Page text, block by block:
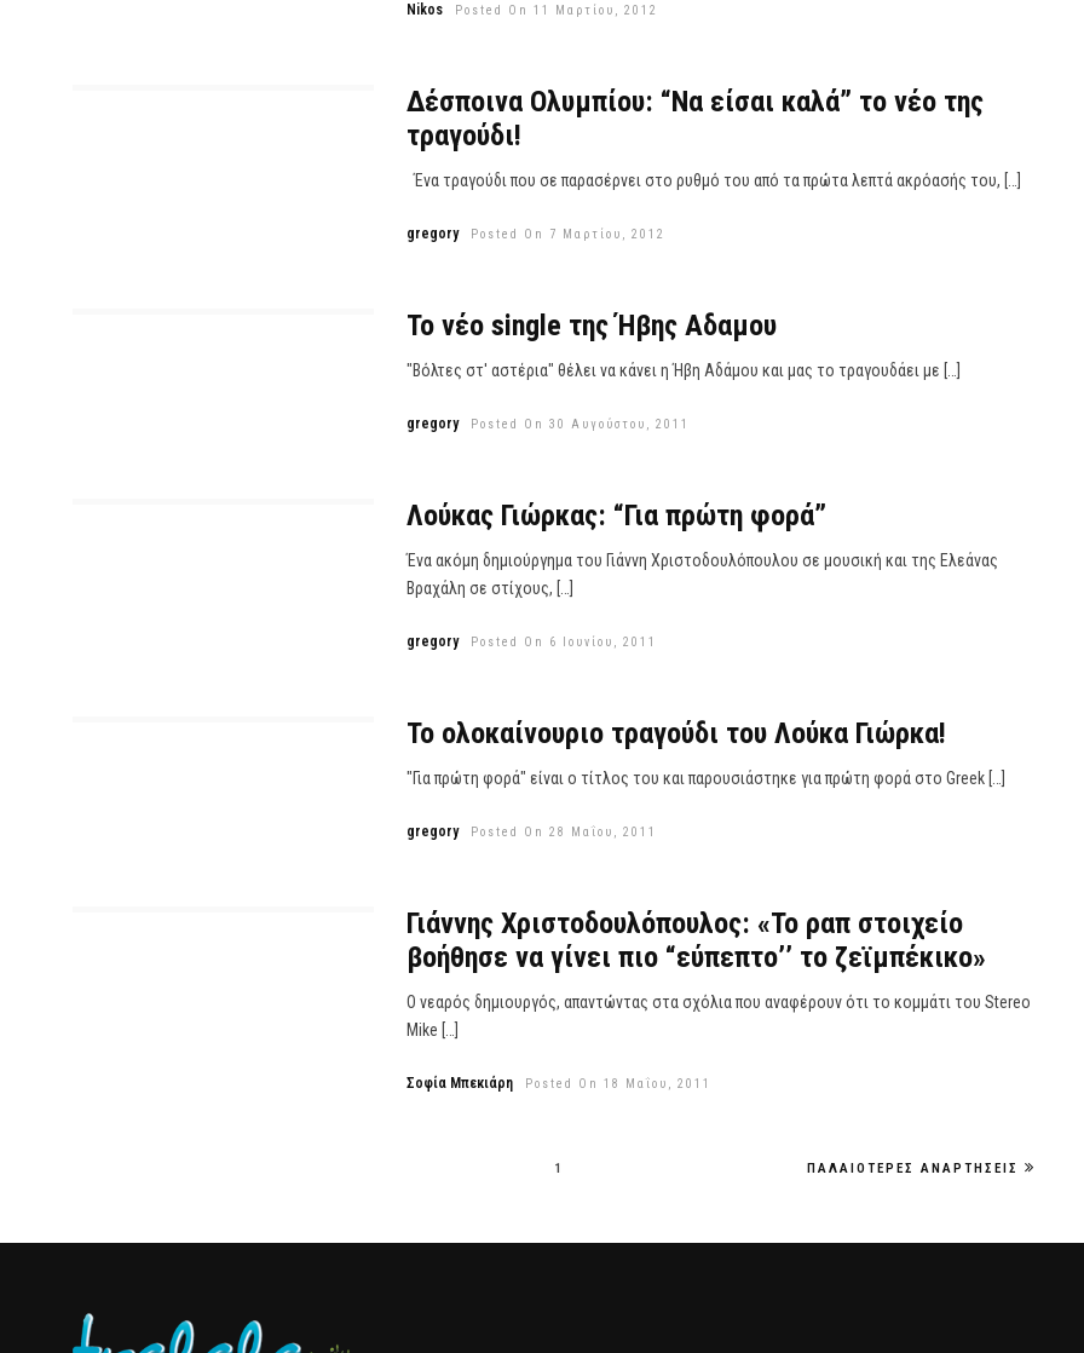
Nikos Posted On 11 Μαρτίου, 2012
Δέσποινα Ολυμπίου: “Να είσαι καλά” το νέο της
τραγούδι!
Ένα τραγούδι που σε παρασέρνει στο ρυθμό του από τα πρώτα λεπτά ακρόασής του, […]
gregory Posted On 7 Μαρτίου, 2012
Το νέο single της Ήβης Αδαμου
"Βόλτες στ' αστέρια" θέλει να κάνει η Ήβη Αδάμου και μας το τραγουδάει με […]
gregory Posted On 30 Αυγούστου, 2011
Λούκας Γιώρκας: “Για πρώτη φορά”
Ένα ακόμη δημιούργημα του Γιάννη Χριστοδουλόπουλου σε μουσική και της Ελεάνας
Βραχάλη σε στίχους, […]
gregory Posted On 6 Ιουνίου, 2011
Το ολοκαίνουριο τραγούδι του Λούκα Γιώρκα!
"Για πρώτη φορά" είναι ο τίτλος του και παρουσιάστηκε για πρώτη φορά στο Greek […]
gregory Posted On 28 Μαΐου, 2011
Γιάννης Χριστοδουλόπουλος: «Το ραπ στοιχείο
βοήθησε να γίνει πιο “εύπεπτο’’ το ζεϊμπέκικο»
Ο νεαρός δημιουργός, απαντώντας στα σχόλια που αναφέρουν ότι το κομμάτι του Stereo
Mike […]
Σοφία Μπεκιάρη Posted On 18 Μαΐου, 2011
1 ΠΑΛΑΙΌΤΕΡΕΣ ΑΝΑΡΤΉΣΕΙΣ